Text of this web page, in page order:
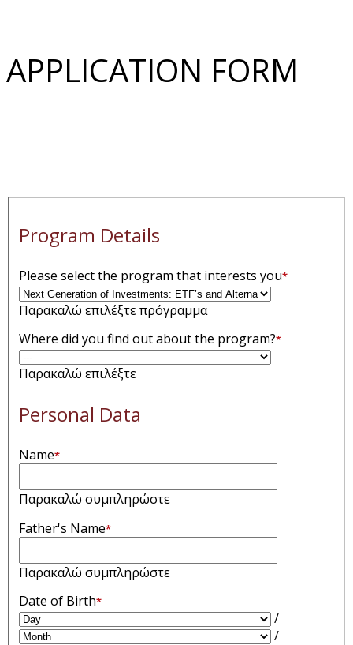
APPLICATION FORM
Program Details
Please select the program that interests you*
Παρακαλώ επιλέξτε πρόγραμμα
Where did you find out about the program?*
Παρακαλώ επιλέξτε
Personal Data
Name*
Παρακαλώ συμπληρώστε
Father's Name*
Παρακαλώ συμπληρώστε
Date of Birth*
/
/